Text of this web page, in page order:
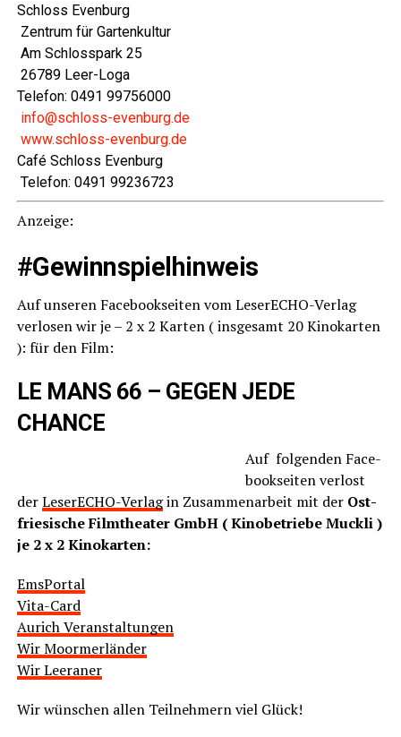
Schloss Even­burg
Zen­trum für Gartenkultur
Am Schloss­park 25
26789 Leer-Loga
Tele­fon: 0491 99756000
info@schloss-evenburg.de
www.schloss-evenburg.de
Café Schloss Evenburg
Tele­fon: 0491 99236723
Anzei­ge:
#Gewinn­spiel­hin­weis
Auf unse­ren Face­book­sei­ten vom Lese­r­ECHO-Ver­lag
ver­lo­sen wir je – 2 x 2 Kar­ten ( ins­ge­samt 20 Kino­kar­ten
): für den Film:
LE MANS 66 – GEGEN JEDE
CHANCE
Auf fol­gen­den Face­
book­sei­ten ver­lost
derLese­r­ECHO-Ver­lagin Zusam­men­ar­beit mit der Ost­
frie­si­sche Film­thea­ter GmbH ( Kino­be­trie­be Muck­li )
je 2 x 2 Kinokarten:
EmsPor­tal
Vita-Card
Aurich Ver­an­stal­tun­gen
Wir Moorm­er­län­der
Wir Leera­ner
Wir wün­schen allen Teil­neh­mern viel Glück!